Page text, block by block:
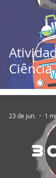
23 de jun. 1